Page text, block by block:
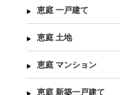
恵庭 一戸建て
恵庭 土地
恵庭 マンション
恵庭 新築一戸建て